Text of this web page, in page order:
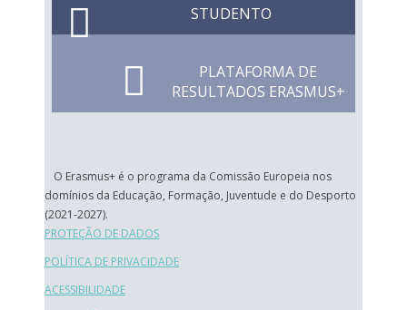
STUDENTO
PLATAFORMA DE
RESULTADOS ERASMUS+
O Erasmus+ é o programa da Comissão Europeia nos
domínios da Educação, Formação, Juventude e do Desporto
(2021-2027).
PROTEÇÃO DE DADOS
POLÍTICA DE PRIVACIDADE
ACESSIBILIDADE